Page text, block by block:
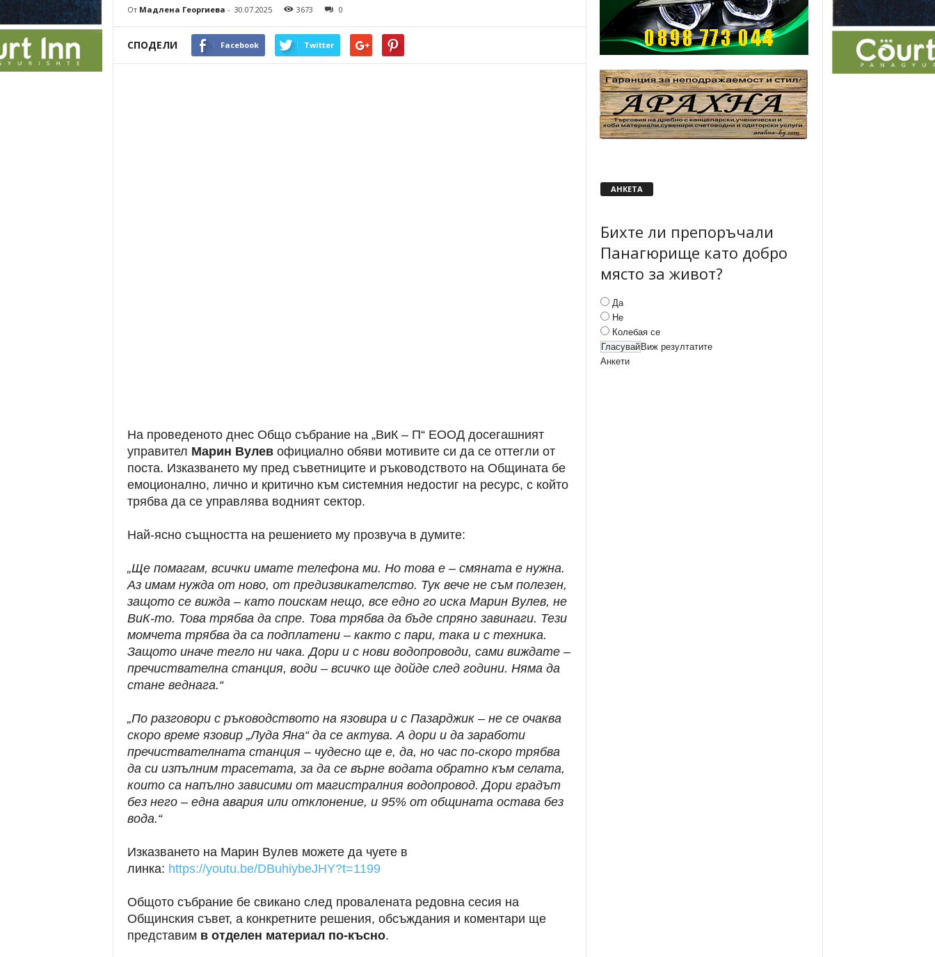
От Мадлена Георгиева - 30.07.2025 3673 0
СПОДЕЛИ Facebook Twitter
На проведеното днес Общо събрание на „ВиК – П“ ЕООД досегашният
управител Марин Вулевофициално обяви мотивите си да се оттегли от
поста. Изказването му пред съветниците и ръководството на Общината бе
емоционално, лично и критично към системния недостиг на ресурс, с който
трябва да се управлява водният сектор.
Най-ясно същността на решението му прозвуча в думите:
„Ще помагам, всички имате телефона ми. Но това е – смяната е нужна.
Аз имам нужда от ново, от предизвикателство. Тук вече не съм полезен,
защото се вижда – като поискам нещо, все едно го иска Марин Вулев, не
ВиК-то. Това трябва да спре. Това трябва да бъде спряно завинаги. Тези
момчета трябва да са подплатени – както с пари, така и с техника.
Защото иначе тегло ни чака. Дори и с нови водопроводи, сами виждате –
пречиствателна станция, води – всичко ще дойде след години. Няма да
стане веднага.“
„По разговори с ръководството на язовира и с Пазарджик – не се очаква
скоро време язовир „Луда Яна“ да се актува. А дори и да заработи
пречиствателната станция – чудесно ще е, да, но час по-скоро трябва
да си изпълним трасетата, за да се върне водата обратно към селата,
които са напълно зависими от магистралния водопровод. Дори градът
без него – една авария или отклонение, и 95% от общината остава без
вода.“
Изказването на Марин Вулев можете да чуете в
линка: https://youtu.be/DBuhiybeJHY?t=1199
Общото събрание бе свикано след провалената редовна сесия на
Общинския съвет, а конкретните решения, обсъждания и коментари ще
представим в отделен материал по-късно.
АНКЕТА
Бихте ли препоръчали
Панагюрище като добро
място за живот?
Да
Не
Колебая се
Виж резултатите
Анкети